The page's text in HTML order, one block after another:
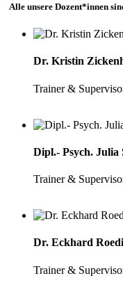
Alle unsere Dozent*innen
Dr. Kristin
Trainer &
Dipl.- Psych. Julia
Trainer &
Dr. Eckhard
Trainer &